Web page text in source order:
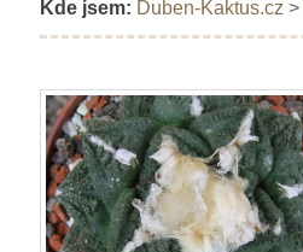
Kde jsem: Duben-Kaktus.cz >